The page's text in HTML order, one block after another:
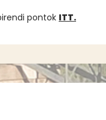
pontok ITT.